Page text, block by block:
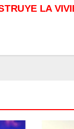
LA